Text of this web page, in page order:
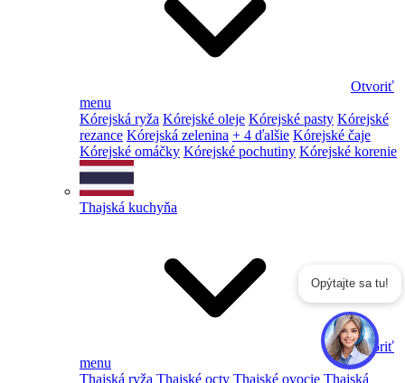
Otvoriť
menu
Kórejská ryža Kórejské oleje Kórejské pasty Kórejské
rezance Kórejská zelenina + 4 ďalšie Kórejské čaje
Kórejské omáčky Kórejské pochutiny Kórejské korenie
Thajská kuchyňa
Otvoriť
menu
Thajská ryža Thajské octy Thajské ovocie Thajská
Opýtajte sa tu!